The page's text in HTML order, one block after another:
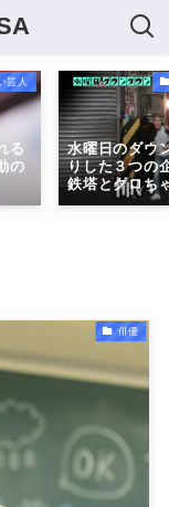
芸人
る
の
水曜日のダウ
りした３つの
鉄塔とクロち
俳優